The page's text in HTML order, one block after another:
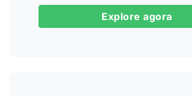
Explore agora